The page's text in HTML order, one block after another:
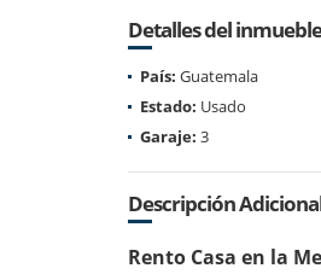
Detalles del inmueble
País: Guatemala
Estado: Usado
Garaje: 3
Descripción
Rento Casa en la